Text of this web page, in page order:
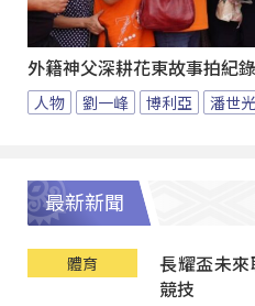
外籍神父深耕花東故事拍紀
人物 劉一峰 博利亞 潘世光
最新新聞
體育
長耀盃未
競技